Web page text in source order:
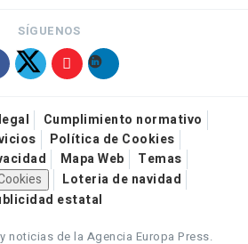
SÍGUENOS
Cumplimiento normativo
Política de Cookies
Mapa Web
Temas
Loteria de navidad
estatal
noticias de la Agencia Europa Press.